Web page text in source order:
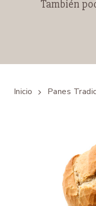
También
Inicio Panes